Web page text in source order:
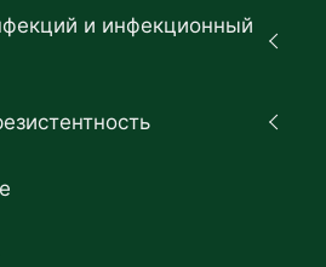
и инфекционный